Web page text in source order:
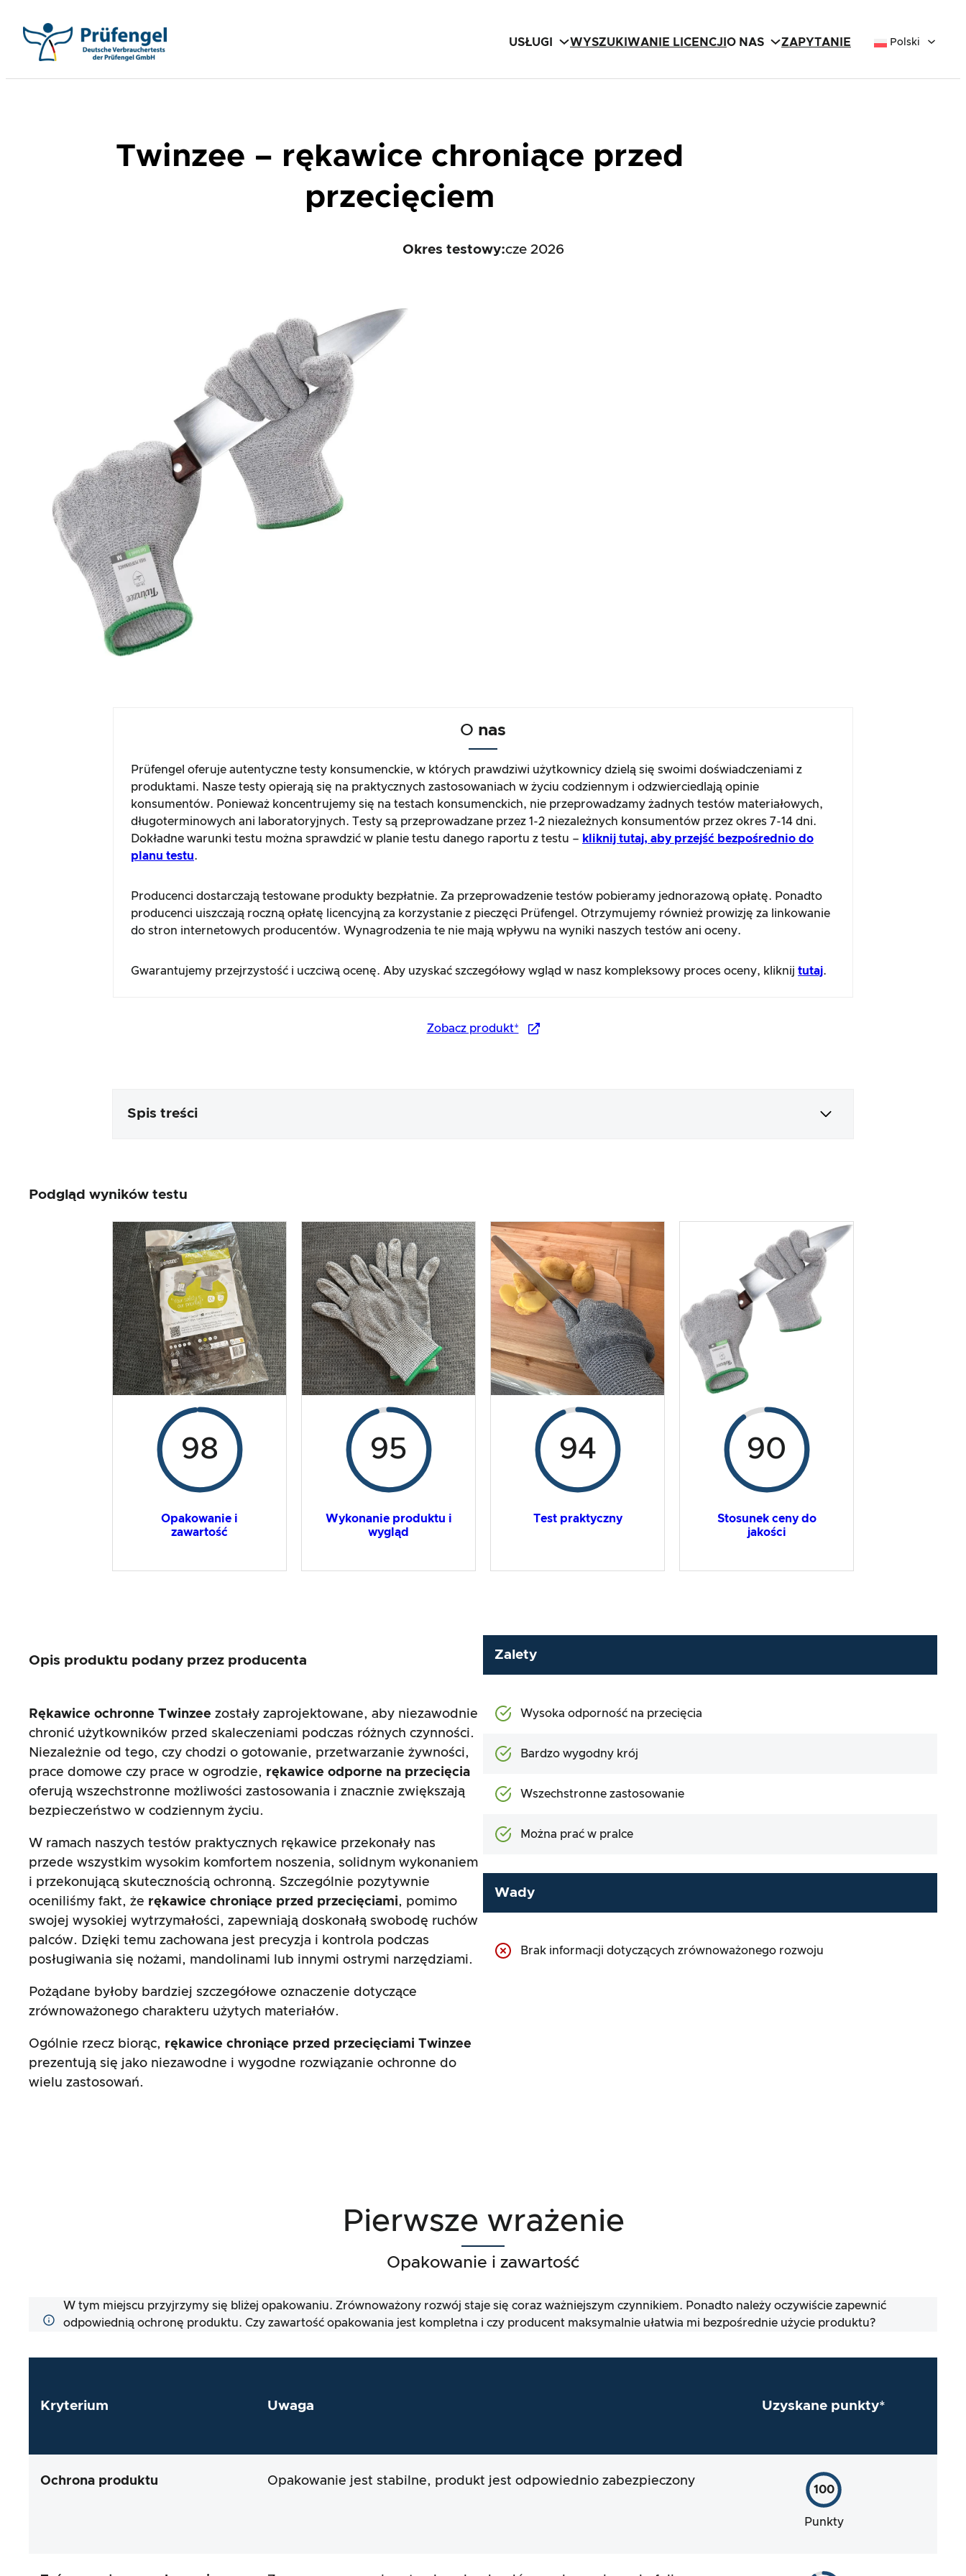
USŁUGI WYSZUKIWANIE LICENCJI O NAS ZAPYTANIE Polski
Twinzee – rękawice chroniące przed
przecięciem
Okres testowy:cze 2026
O nas
Prüfengel oferuje autentyczne testy konsumenckie, w których prawdziwi użytkownicy dzielą się swoimi doświadczeniami z
produktami. Nasze testy opierają się na praktycznych zastosowaniach w życiu codziennym i odzwierciedlają opinie
konsumentów. Ponieważ koncentrujemy się na testach konsumenckich, nie przeprowadzamy żadnych testów materiałowych,
długoterminowych ani laboratoryjnych. Testy są przeprowadzane przez 1-2 niezależnych konsumentów przez okres 7-14 dni.
Dokładne warunki testu można sprawdzić w planie testu danego raportu z testu – kliknij tutaj, aby przejść bezpośrednio do
planu testu.
Producenci dostarczają testowane produkty bezpłatnie. Za przeprowadzenie testów pobieramy jednorazową opłatę. Ponadto
producenci uiszczają roczną opłatę licencyjną za korzystanie z pieczęci Prüfengel. Otrzymujemy również prowizję za linkowanie
do stron internetowych producentów. Wynagrodzenia te nie mają wpływu na wyniki naszych testów ani oceny.
Gwarantujemy przejrzystość i uczciwą ocenę. Aby uzyskać szczegółowy wgląd w nasz kompleksowy proces oceny, kliknij tutaj.
Zobacz produkt*
Spis treści
Przetwarzanie i wygląd produktu
Test praktyczny
Stosunek ceny do wydajności
Wynik ogólny
Podgląd wyników testu
98
Opakowanie i
zawartość
95
Wykonanie produktu i
wygląd
94
Test praktyczny
90
Stosunek ceny do
jakości
Opis produktu podany przez producenta
Rękawice ochronne Twinzee zostały zaprojektowane, aby niezawodnie
chronić użytkowników przed skaleczeniami podczas różnych czynności.
Niezależnie od tego, czy chodzi o gotowanie, przetwarzanie żywności,
prace domowe czy prace w ogrodzie, rękawice odporne na przecięcia
oferują wszechstronne możliwości zastosowania i znacznie zwiększają
bezpieczeństwo w codziennym życiu.
W ramach naszych testów praktycznych rękawice przekonały nas
przede wszystkim wysokim komfortem noszenia, solidnym wykonaniem
i przekonującą skutecznością ochronną. Szczególnie pozytywnie
oceniliśmy fakt, że rękawice chroniące przed przecięciami, pomimo
swojej wysokiej wytrzymałości, zapewniają doskonałą swobodę ruchów
palców. Dzięki temu zachowana jest precyzja i kontrola podczas
posługiwania się nożami, mandolinami lub innymi ostrymi narzędziami.
Pożądane byłoby bardziej szczegółowe oznaczenie dotyczące
zrównoważonego charakteru użytych materiałów.
Ogólnie rzecz biorąc, rękawice chroniące przed przecięciami Twinzee
prezentują się jako niezawodne i wygodne rozwiązanie ochronne do
wielu zastosowań.
Zalety
Wysoka odporność na przecięcia
Bardzo wygodny krój
Wszechstronne zastosowanie
Można prać w pralce
Wady
Brak informacji dotyczących zrównoważonego rozwoju
Pierwsze wrażenie
Opakowanie i zawartość
W tym miejscu przyjrzymy się bliżej opakowaniu. Zrównoważony rozwój staje się coraz ważniejszym czynnikiem. Ponadto należy oczywiście zapewnić
odpowiednią ochronę produktu. Czy zawartość opakowania jest kompletna i czy producent maksymalnie ułatwia mi bezpośrednie użycie produktu?
Kryterium Uwaga Uzyskane punkty*
Ochrona produktu Opakowanie jest stabilne, produkt jest odpowiednio zabezpieczony
100
Punkty